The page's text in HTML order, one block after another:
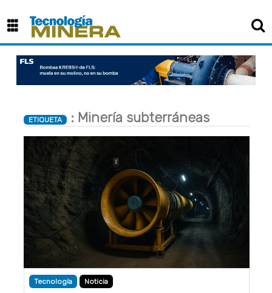
ETIQUETA : Minería subterráneas
Tecnología Noticia